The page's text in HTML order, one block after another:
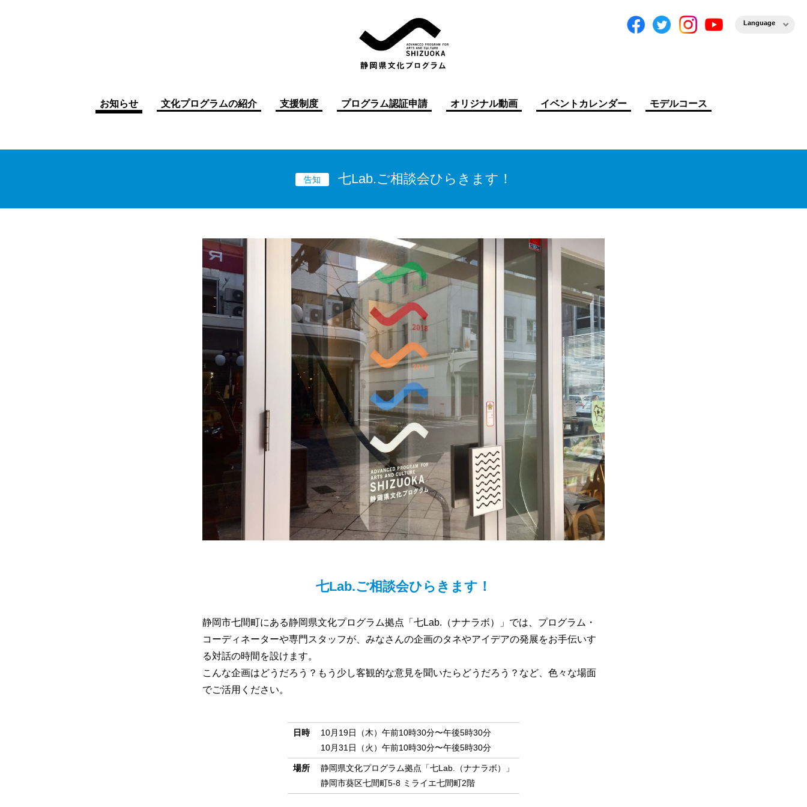
お知らせ 文化プログラムの紹介 支援制度 プログラム認証申請 オリジナル動画 イベントカレンダー モデルコース
Language
告知 七Lab.ご相談会ひらきます！
七Lab.ご相談会ひらきます！
静岡市七間町にある静岡県文化プログラム拠点「七Lab.（ナナラボ）」では、プログラム・
コーディネーターや専門スタッフが、みなさんの企画のタネやアイデアの発展をお手伝いす
る対話の時間を設けます。
こんな企画はどうだろう？もう少し客観的な意見を聞いたらどうだろう？など、色々な場面
でご活用ください。
日時
10月19日（木）午前10時30分〜午後5時30分
10月31日（火）午前10時30分〜午後5時30分
場所
静岡県文化プログラム拠点「七Lab.（ナナラボ）」
静岡市葵区七間町5-8 ミライエ七間町2階